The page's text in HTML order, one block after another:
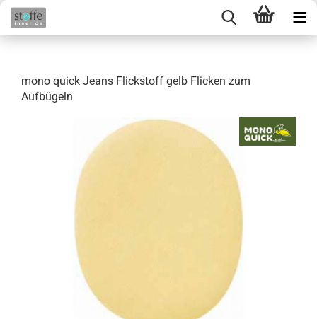
mono quick Jeans Flickstoff gelb Flicken zum
Aufbügeln